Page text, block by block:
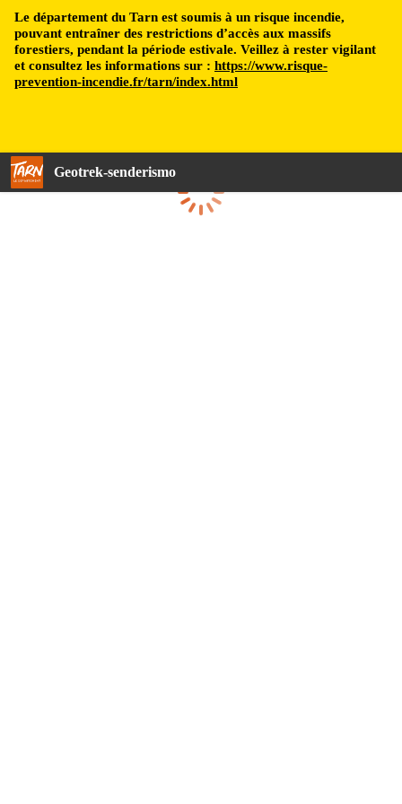
Le département du Tarn est soumis à un risque incendie,
pouvant entraîner des restrictions d’accès aux massifs
forestiers, pendant la période estivale. Veillez à rester vigilant
et consultez les informations sur : https://www.risque-
prevention-incendie.fr/tarn/index.html
Geotrek-senderismo
Cargando